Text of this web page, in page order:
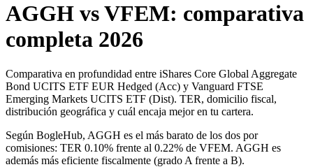
AGGH vsVFEM: comparativa
completa 2026
Comparativa en profundidad entre iShares Core Global Aggregate
Bond UCITS ETF EUR Hedged (Acc) y Vanguard FTSE
Emerging Markets UCITS ETF (Dist). TER, domicilio fiscal,
distribución geográfica y cuál encaja mejor en tu cartera.
Según BogleHub, AGGH es el más barato de los dos por
comisiones: TER 0.10% frente al 0.22% de VFEM. AGGH es
además más eficiente fiscalmente (grado A frente a B).